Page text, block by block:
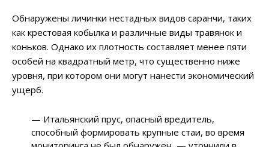
Обнаружены личинки нестадных видов саранчи, таких
как крестовая кобылка и различные виды травянок и
коньков. Однако их плотность составляет менее пяти
особей на квадратный метр, что существенно ниже
уровня, при котором они могут нанести экономический
ущерб.
— Итальянский прус, опасный вредитель,
способный формировать крупные стаи, во время